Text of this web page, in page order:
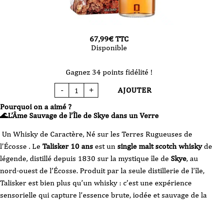
Pourquoi on a aimé ?
🌊L’Âme Sauvage de l’Île de Skye dans un Verre
Un Whisky de Caractère, Né sur les Terres Rugueuses de
l’Écosse . Le Talisker 10 ans est un single malt scotch whiskyde
légende, distillé depuis 1830 sur la mystique île de Skye, au
nord-ouest de l’Écosse. Produit par la seule distillerie de l’île,
Talisker est bien plus qu’un whisky : c’est une expérience
sensorielle qui capture l’essence brute, iodée et sauvage de la
67,99€ TTC
Disponible
Gagnez 34 points fidélité !
-
quantité
de
Talisker
10
ans
cl
+ AJOUTER